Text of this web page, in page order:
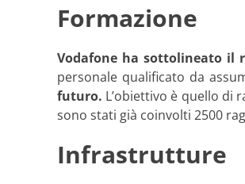
Formazione
Vodafone ha sottolineato il
personale qualificato da
futuro. L’obiettivo è quello di
sono stati già coinvolti 2500
Infrastrutture